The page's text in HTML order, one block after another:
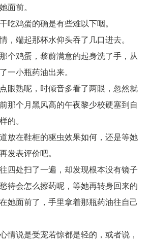
面前。
吃鸡蛋的确是有些难以下咽。
，端起那杯水仰头吞了几口进去。
个鸡蛋，黎蔚满意的起身洗了手，从
一小瓶药油出来。
眼熟呢，时倾音多看了两眼，忽然就
那个月黑风高的午夜黎少校硬塞到自
的。
放在鞋柜的驱虫效果如何，还是等她
发表评价吧。
四处扫了一遍，却发现根本没有镜子
待会怎么擦药呢，等她再转身回来的
她面前了，手里拿着那瓶药油往自己
情说是受宠若惊都是轻的，或者说，